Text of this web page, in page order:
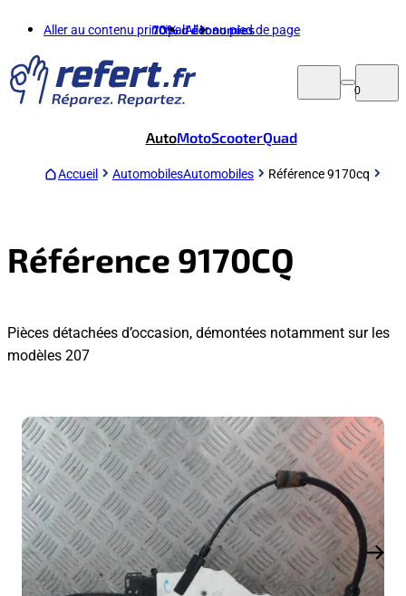
Aller au contenu principalAller au pied de page
70%d'économies
0
AutoMotoScooterQuad
Accueil AutomobilesAutomobiles Référence 9170cq
Référence 9170CQ
Pièces détachées d’occasion, démontées notamment sur les
modèles 207